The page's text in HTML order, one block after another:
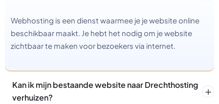
Webhosting is een dienst waarmee je je website online
beschikbaar maakt. Je hebt het nodig om je website
zichtbaar te maken voor bezoekers via internet.
Kan ik mijn bestaande website naar Drechthosting
verhuizen?